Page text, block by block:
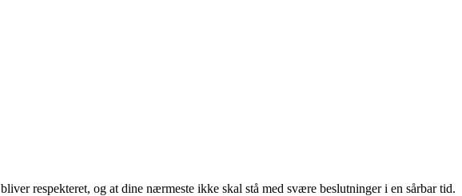
respekteret, og at dine nærmeste ikke skal stå med svære beslutninger i en sårbar tid.